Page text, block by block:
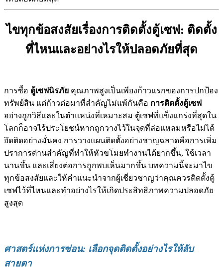
ไขทุกข้อสงสัยเรื่องการติดตั้งตู้เซฟ: ติดตั้ง
ที่ไหนและอย่างไรให้ปลอดภัยที่สุด
การซื้อ ตู้เซฟนิรภัย คุณภาพสูงเป็นเพียงก้าวแรกของการปกป้อง
ทรัพย์สิน แต่ก้าวต่อมาที่สำคัญไม่แพ้กันคือ การติดตั้งตู้เซฟ
อย่างถูกวิธีและในตำแหน่งที่เหมาะสม ตู้เซฟที่แข็งแกร่งที่สุดใน
โลกก็อาจไร้ประโยชน์หากถูกวางไว้ในจุดที่ล่อแหลมหรือไม่ได้
ยึดติดอย่างมั่นคง การวางแผนติดตั้งอย่างชาญฉลาดคือการเพิ่ม
ปราการด่านสำคัญที่ทำให้หัวขโมยทำงานได้ยากขึ้น, ใช้เวลา
นานขึ้น และเสี่ยงต่อการถูกพบเห็นมากขึ้น บทความนี้จะมาไข
ทุกข้อสงสัยและให้คำแนะนำจากผู้เชี่ยวชาญว่าคุณควรติดตั้งตู้
เซฟไว้ที่ไหนและทำอย่างไรให้เกิดประสิทธิภาพความปลอดภัย
สูงสุด
ศาสตร์แห่งการซ่อน: เลือกจุดติดตั้งอย่างไรให้ลับ
สายตา